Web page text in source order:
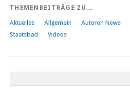
THEMENBEITRÄGE ZU…
Aktuelles Allgemein Autoren News
Staatsbad
Videos